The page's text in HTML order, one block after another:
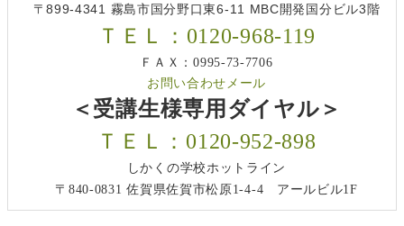
〒899-4341 霧島市国分野口東6-11 MBC開発国分ビル3階
ＴＥＬ：0120-968-119
ＦＡＸ：0995-73-7706
お問い合わせメール
＜受講生様専用ダイヤル＞
ＴＥＬ：0120-952-898
しかくの学校ホットライン
〒840-0831 佐賀県佐賀市松原1-4-4 アールビル1F